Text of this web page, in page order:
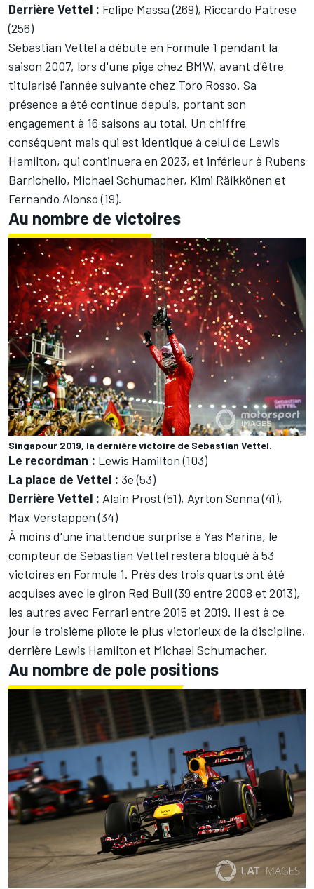
Derrière Vettel : Felipe Massa (269), Riccardo Patrese
(256)
Sebastian Vettel a débuté en Formule 1 pendant la
saison 2007, lors d'une pige chez BMW, avant d'être
titularisé l'année suivante chez Toro Rosso. Sa
présence a été continue depuis, portant son
engagement à 16 saisons au total. Un chiffre
conséquent mais qui est identique à celui de Lewis
Hamilton, qui continuera en 2023, et inférieur à Rubens
Barrichello, Michael Schumacher, Kimi Räikkönen et
Fernando Alonso (19).
Au nombre de victoires
Singapour 2019, la dernière victoire de Sebastian Vettel.
Le recordman : Lewis Hamilton (103)
La place de Vettel : 3e (53)
Derrière Vettel : Alain Prost (51), Ayrton Senna (41),
Max Verstappen (34)
À moins d'une inattendue surprise à Yas Marina, le
compteur de Sebastian Vettel restera bloqué à 53
victoires en Formule 1. Près des trois quarts ont été
acquises avec le giron Red Bull (39 entre 2008 et 2013),
les autres avec Ferrari entre 2015 et 2019. Il est à ce
jour le troisième pilote le plus victorieux de la discipline,
derrière Lewis Hamilton et Michael Schumacher.
Au nombre de pole positions